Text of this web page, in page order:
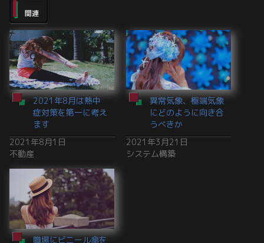
関連
2021年8月は熱中
症対策を第一に考え
ます
2021年8月1日
不動産
異常気象、極端気象
にどのように向き合
うべきか
2021年3月21日
システム構築
職場にビニール傘を